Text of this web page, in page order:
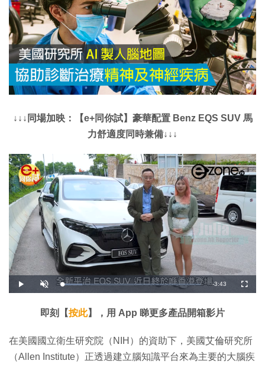
↓↓↓同場加映：【e+同你試】豪華配置 Benz EQS SUV 馬
力舒適度同時兼備↓↓↓
播
放
開
啟
載
入
:
1
3
%
剩
時
間
-3:43
全
螢
即刻【按此】，用 App 睇更多產品開箱影片
在美國國立衛生研究院（NIH）的資助下，美國艾倫研究所
（Allen Institute）正透過建立腦知識平台來為主要的大腦疾